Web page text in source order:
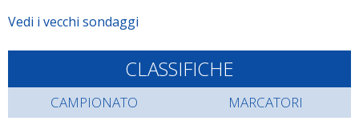
Vedi i vecchi sondaggi
CLASSIFICHE
CAMPIONATO MARCATORI